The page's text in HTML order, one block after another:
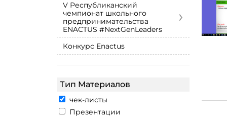
V Республиканский
чемпионат школьного
предпринимательства
ENACTUS #NextGenLeaders
›
Конкурс Enactus
Тип Материалов
чек-листы
Презентации